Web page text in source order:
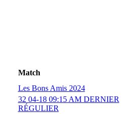
Match
Les Bons Amis 2024
32 04-18 09:15 AM DERNIER
RÉGULIER